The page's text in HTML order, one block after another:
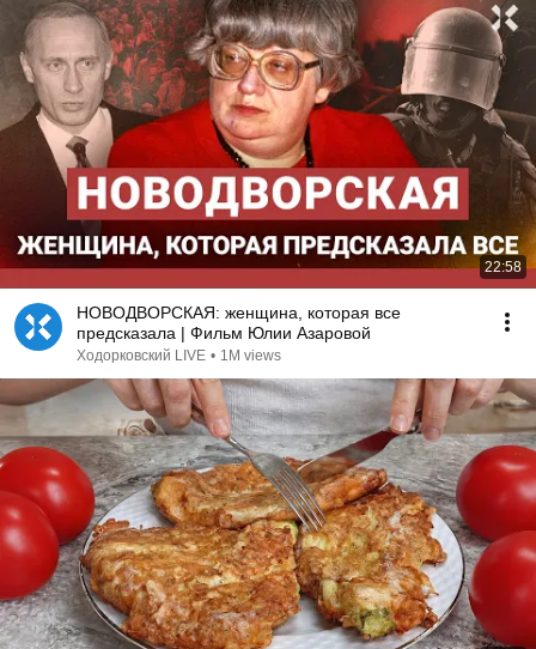
22:58
НОВОДВОРСКАЯ: женщина, которая все
предсказала | Фильм Юлии Азаровой
Ходорковский LIVE • 1M views